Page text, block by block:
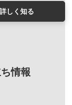
しく知る
情報